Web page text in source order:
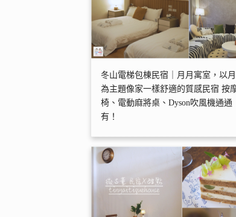
冬山電梯包棟民宿｜月月寓室，以
為主題像家一樣舒適的質感民宿 按
椅、電動麻將桌、Dyson吹風機通通
有！